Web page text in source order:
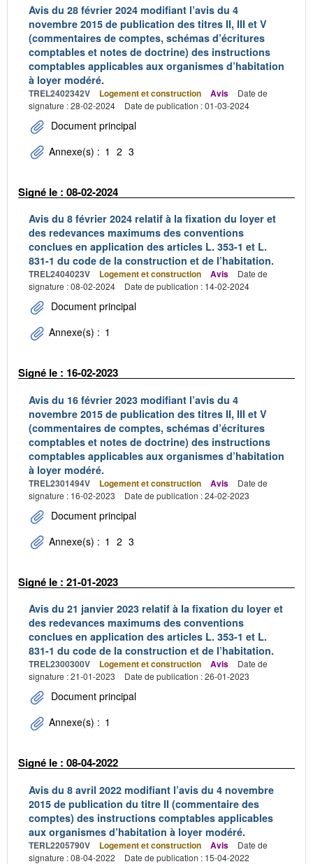
Avis du 28 février 2024 modifiant l’avis du 4
novembre 2015 de publication des titres II, III et V
(commentaires de comptes, schémas d’écritures
comptables et notes de doctrine) des instructions
comptables applicables aux organismes d’habitation
à loyer modéré.
TREL2402342V Logement et construction Avis
Date de
signature : 28-02-2024
Date de publication : 01-03-2024
Document principal
Annexe(s) : 1 2 3
Signé le : 08-02-2024
Avis du 8 février 2024 relatif à la fixation du loyer et
des redevances maximums des conventions
conclues en application des articles L. 353-1 et L.
831-1 du code de la construction et de l’habitation.
TREL2404023V Logement et construction Avis
Date de
signature : 08-02-2024
Date de publication : 14-02-2024
Document principal
Annexe(s) : 1
Signé le : 16-02-2023
Avis du 16 février 2023 modifiant l’avis du 4
novembre 2015 de publication des titres II, III et V
(commentaires de comptes, schémas d’écritures
comptables et notes de doctrine) des instructions
comptables applicables aux organismes d’habitation
à loyer modéré.
TREL2301494V Logement et construction Avis
Date de
signature : 16-02-2023
Date de publication : 24-02-2023
Document principal
Annexe(s) : 1 2 3
Signé le : 21-01-2023
Avis du 21 janvier 2023 relatif à la fixation du loyer et
des redevances maximums des conventions
conclues en application des articles L. 353-1 et L.
831-1 du code de la construction et de l’habitation.
TREL2300300V Logement et construction Avis
Date de
signature : 21-01-2023
Date de publication : 26-01-2023
Document principal
Annexe(s) : 1
Signé le : 08-04-2022
Avis du 8 avril 2022 modifiant l’avis du 4 novembre
2015 de publication du titre II (commentaire des
comptes) des instructions comptables applicables
aux organismes d’habitation à loyer modéré.
TERL2205790V Logement et construction Avis
Date de
signature : 08-04-2022
Date de publication : 15-04-2022